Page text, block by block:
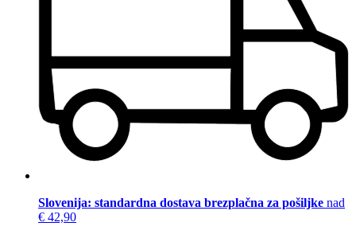
Slovenija: standardna dostava brezplačna za pošiljke nad
€ 42,90